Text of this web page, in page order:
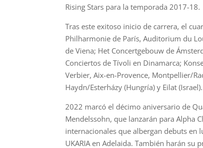
Rising Stars para la temporada 2017-18.
Tras este exitoso inicio de carrera, el
Philharmonie de París, Auditorium du
de Viena; Het Concertgebouw de
Conciertos de Tívoli en Dinamarca;
Verbier, Aix-en-Provence, Montpellier/
Haydn/Esterházy (Hungría) y Eilat (Israel).
2022 marcó el décimo aniversario de
Mendelssohn, que lanzarán para Alpha
internacionales que albergan debuts en
UKARIA en Adelaida. También harán